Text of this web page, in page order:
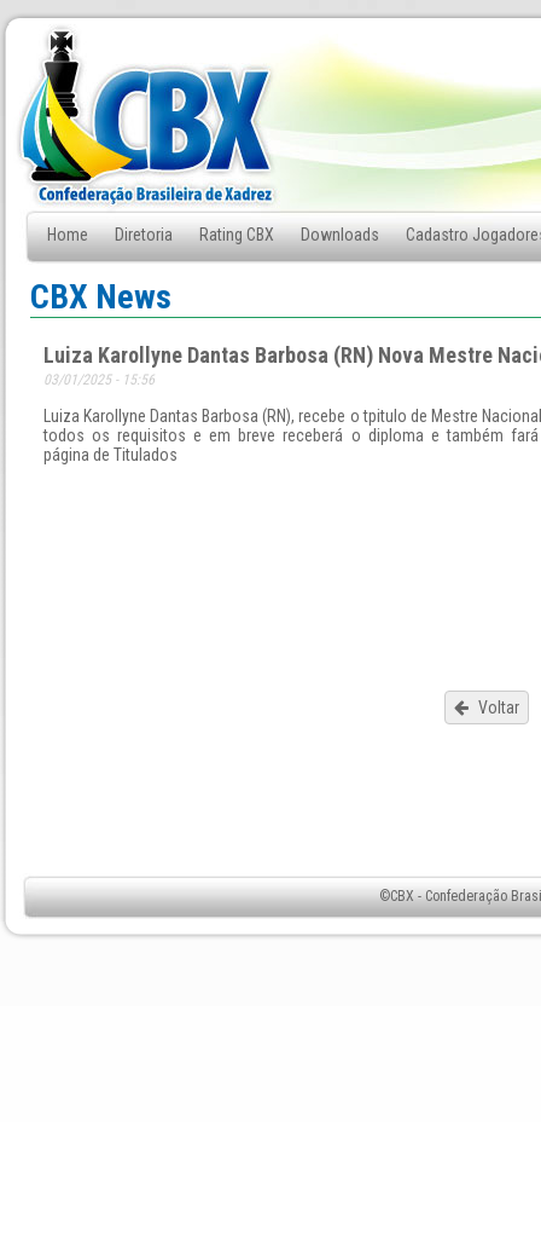
Home Diretoria Rating CBX Downloads Cadastro
Fale Conosco
CBX News
Luiza Karollyne Dantas Barbosa (RN) Nova Mestre
03/01/2025 - 15:56
Luiza Karollyne Dantas Barbosa (RN), recebe o tpitulo de Mestre
todos os requisitos e em breve receberá o diploma e também
página de Titulados
Voltar
©CBX - Confederação